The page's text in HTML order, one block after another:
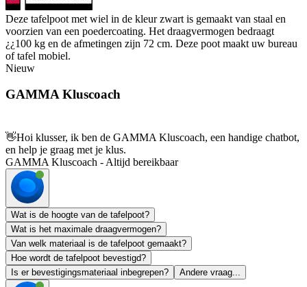
Deze tafelpoot met wiel in de kleur zwart is gemaakt van staal en
voorzien van een poedercoating. Het draagvermogen bedraagt
¿¿100 kg en de afmetingen zijn 72 cm. Deze poot maakt uw bureau
of tafel mobiel.
Nieuw
GAMMA Kluscoach
👋Hoi klusser, ik ben de GAMMA Kluscoach, een handige chatbot,
en help je graag met je klus.
GAMMA Kluscoach - Altijd bereikbaar
Wat is de hoogte van de tafelpoot?
Wat is het maximale draagvermogen?
Van welk materiaal is de tafelpoot gemaakt?
Hoe wordt de tafelpoot bevestigd?
Is er bevestigingsmateriaal inbegrepen?
Andere vraag...